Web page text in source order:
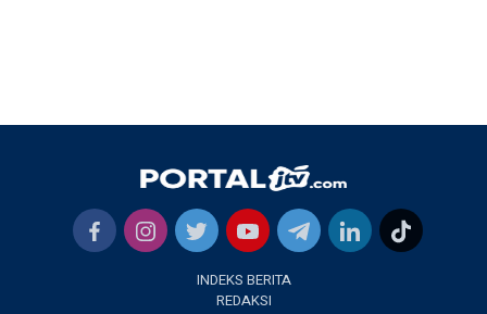
INDEKS BERITA
REDAKSI